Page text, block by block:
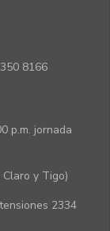
8166
p.m. jornada
y Tigo)
2334